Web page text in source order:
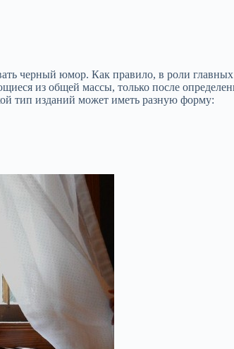
черный юмор. Как правило, в роли главных
из общей массы, только после
тип изданий может иметь разную форму: